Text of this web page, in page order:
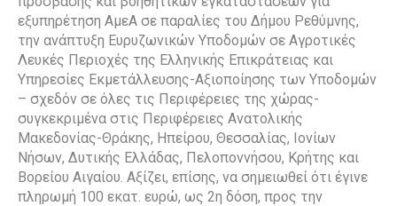
εξυπηρέτηση ΑμεΑ σε παραλίες του Δήμου Ρεθύμνης,
την ανάπτυξη Ευρυζωνικών Υποδομών σε Αγροτικές
Λευκές Περιοχές της Ελληνικής Επικράτειας και
Υπηρεσίες Εκμετάλλευσης-Αξιοποίησης των Υποδομών
– σχεδόν σε όλες τις Περιφέρειες της χώρας-
συγκεκριμένα στις Περιφέρειες Ανατολικής
Μακεδονίας-Θράκης, Ηπείρου, Θεσσαλίας, Ιονίων
Νήσων, Δυτικής Ελλάδας, Πελοποννήσου, Κρήτης και
Βορείου Αιγαίου. Αξίζει, επίσης, να σημειωθεί ότι έγινε
πληρωμή 100 εκατ. ευρώ, ως 2η δόση, προς την